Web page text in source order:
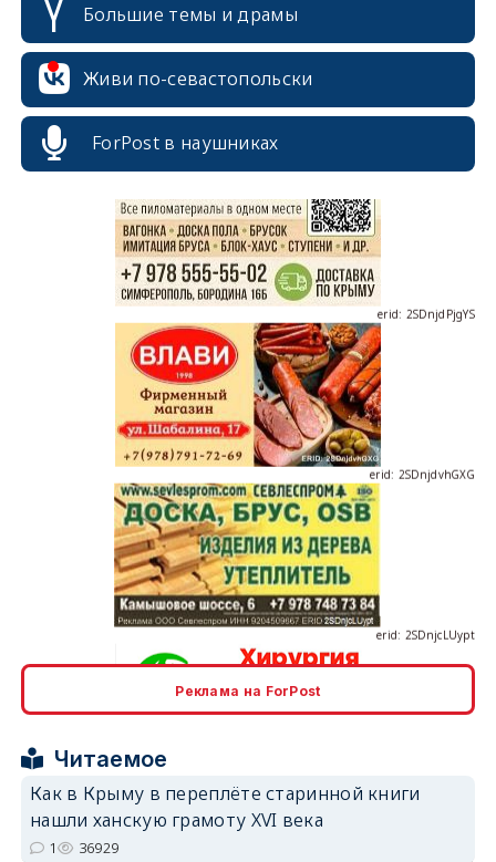
Большие темы и драмы
Живи по-севастопольски
ForPost в наушниках
erid: 2SDnjdvhGXG
erid: 2SDnjcrDNw6
Реклама на ForPost
Читаемое
Как в Крыму в переплёте старинной книги
нашли ханскую грамоту XVI века
1 36929